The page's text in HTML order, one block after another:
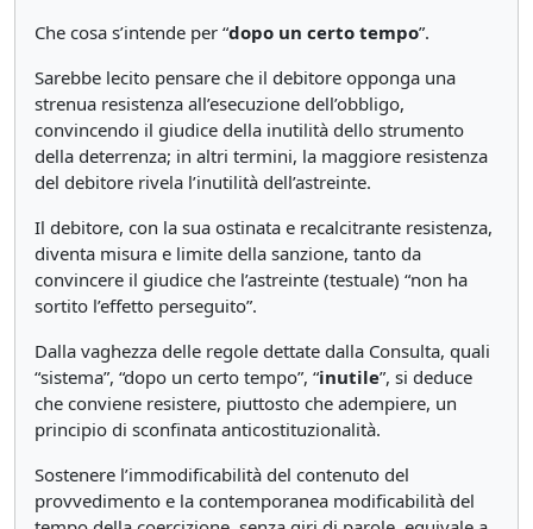
Che cosa s’intende per “dopo un certo tempo”.
Sarebbe lecito pensare che il debitore opponga una
strenua resistenza all’esecuzione dell’obbligo,
convincendo il giudice della inutilità dello strumento
della deterrenza; in altri termini, la maggiore resistenza
del debitore rivela l’inutilità dell’astreinte.
Il debitore, con la sua ostinata e recalcitrante resistenza,
diventa misura e limite della sanzione, tanto da
convincere il giudice che l’astreinte (testuale) “non ha
sortito l’effetto perseguito”.
Dalla vaghezza delle regole dettate dalla Consulta, quali
“sistema”, “dopo un certo tempo”, “inutile”, si deduce
che conviene resistere, piuttosto che adempiere, un
principio di sconfinata anticostituzionalità.
Sostenere l’immodificabilità del contenuto del
provvedimento e la contemporanea modificabilità del